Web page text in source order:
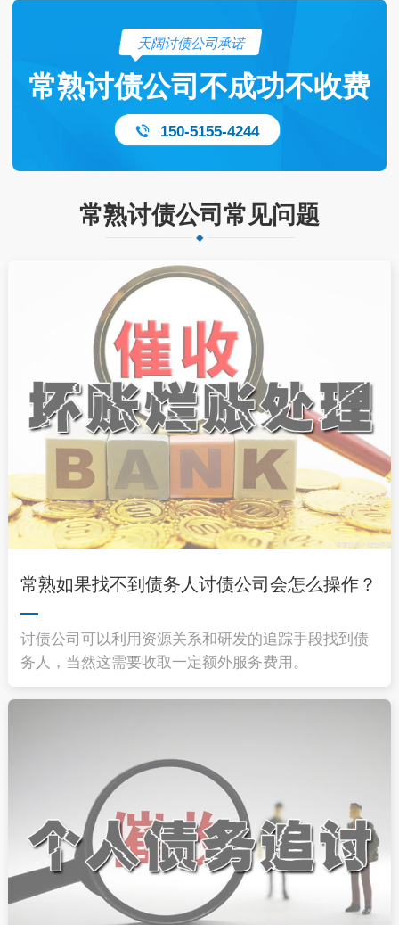
天阔讨债公司承诺
常熟讨债公司不成功不收费
150-5155-4244
常熟讨债公司常见问题
常熟如果找不到债务人讨债公司会怎么操作？
讨债公司可以利用资源关系和研发的追踪手段找到债
务人，当然这需要收取一定额外服务费用。